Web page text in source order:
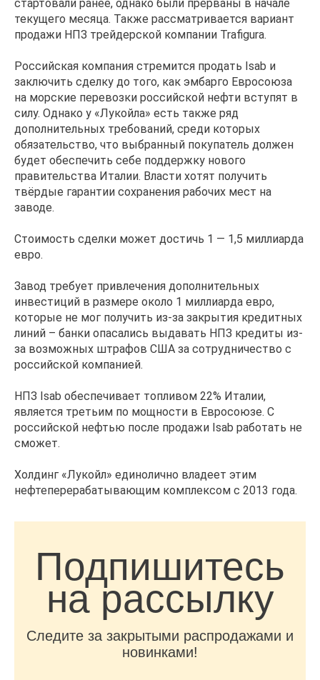
стартовали ранее, однако были прерваны в начале
текущего месяца. Также рассматривается вариант
продажи НПЗ трейдерской компании Trafigura.
Российская компания стремится продать Isab и
заключить сделку до того, как эмбарго Евросоюза
на морские перевозки российской нефти вступят в
силу. Однако у «Лукойла» есть также ряд
дополнительных требований, среди которых
обязательство, что выбранный покупатель должен
будет обеспечить себе поддержку нового
правительства Италии. Власти хотят получить
твёрдые гарантии сохранения рабочих мест на
заводе.
Стоимость сделки может достичь 1 — 1,5 миллиарда
евро.
Завод требует привлечения дополнительных
инвестиций в размере около 1 миллиарда евро,
которые не мог получить из-за закрытия кредитных
линий – банки опасались выдавать НПЗ кредиты из-
за возможных штрафов США за сотрудничество с
российской компанией.
НПЗ Isab обеспечивает топливом 22% Италии,
является третьим по мощности в Евросоюзе. С
российской нефтью после продажи Isab работать не
сможет.
Холдинг «Лукойл» единолично владеет этим
нефтеперерабатывающим комплексом с 2013 года.
Подпишитесь
на рассылку
Следите за закрытыми распродажами и
новинками!